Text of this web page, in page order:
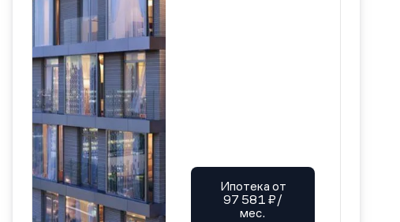
Ипотека от
97 581 ₽/
мес.